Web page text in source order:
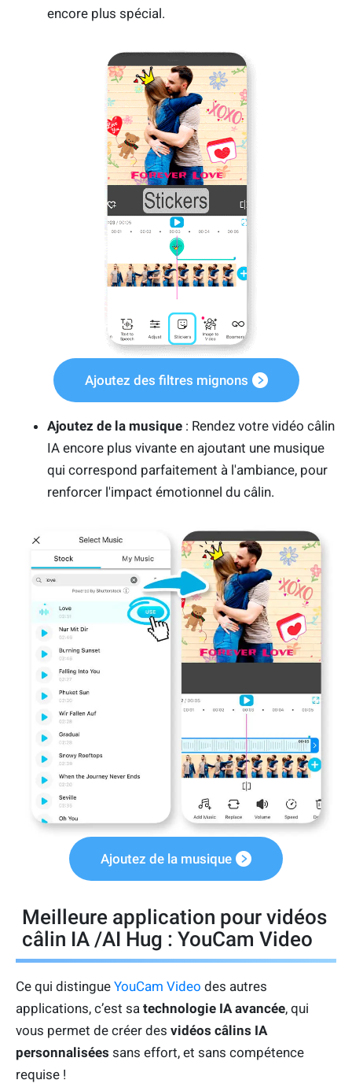
encore plus spécial.
Ajoutez des filtres mignons
Ajoutez de la musique : Rendez votre vidéo câlin
IA encore plus vivante en ajoutant une musique
qui correspond parfaitement à l'ambiance, pour
renforcer l'impact émotionnel du câlin.
Ajoutez de la musique
Meilleure application pour vidéos
câlin IA /AI Hug : YouCam Video
Ce qui distingue YouCam Video des autres
applications, c’est sa technologie IA avancée, qui
vous permet de créer des vidéos câlins IA
personnalisées sans effort, et sans compétence
requise !